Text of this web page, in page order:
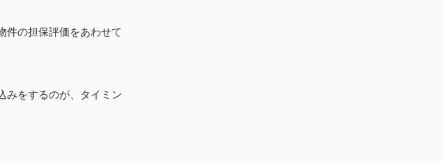
件の担保評価をあわせて
みをするのが、タイミン